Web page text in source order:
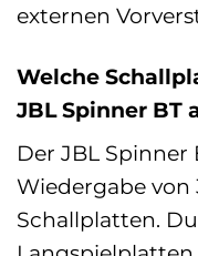
externen
Welche
JBL Spinner BT
Der JBL
Wiedergabe von
Schallplatten.